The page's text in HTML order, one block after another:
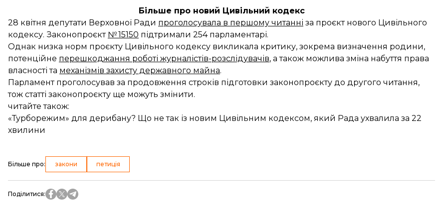
Більше про новий Цивільний кодекс
28 квітня депутати Верховної Ради проголосувала в першому читанні за проєкт нового Цивільного
кодексу. Законопроєкт № 15150 підтримали 254 парламентарі.
Однак низка норм проєкту Цивільного кодексу викликала критику, зокрема визначення родини,
потенційне перешкоджання роботі журналістів-розслідувачів, а також можлива зміна набуття права
власності та механізмів захисту державного майна.
Парламент проголосував за продовження строків підготовки законопроєкту до другого читання,
тож статті законопроєкту ще можуть змінити.
читайте також:
«Турборежим» для дерибану? Що не так із новим Цивільним кодексом, який Рада ухвалила за 22
хвилини
Більше про: закони петиція
Поділитися: